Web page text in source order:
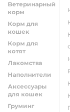
Ветеринарный
корм
Корм для
кошек
Корм для
котят
Лакомства
Наполнители
Аксессуары
для кошек
Груминг